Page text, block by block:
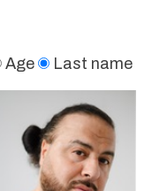
Age Last name